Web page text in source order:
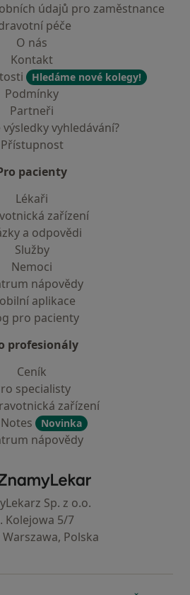
údajů pro zaměstnance
péče
O nás
Kontakt
Hledáme nové kolegy!
Podmínky
Partneři
výsledky vyhledávání?
Přístupnost
pacienty
Lékaři
zařízení
a odpovědi
Služby
Nemoci
nápovědy
aplikace
pro pacienty
profesionály
Ceník
specialisty
zařízení
Novinka
nápovědy
ZnamyLekar - Hlavní stránka
Sp. z o.o.
Kolejowa 5/7
Warszawa, Polska